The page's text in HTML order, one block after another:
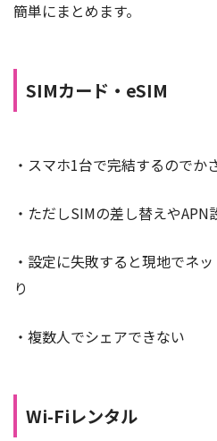
簡単にまとめます。
SIMカード・eSIM
・スマホ1台で完結するのでか
・ただしSIMの差し替えや
・設定に失敗すると現地でネ
り
・複数人でシェアできない
Wi-Fiレンタル